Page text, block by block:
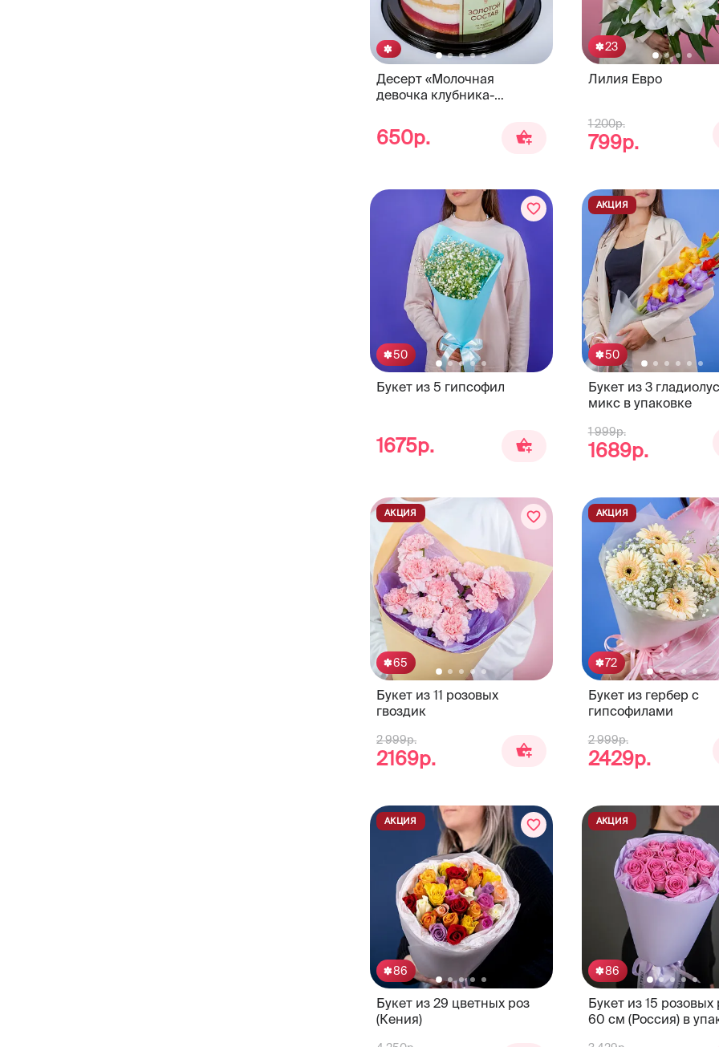
Десерт «Молочная
девочка клубника-
СОСТАВ
650р.
23
Лилия Евро
1 200р.
799р.
50
Букет из 5 гипсофил
1675р.
50
Букет из 3
микс в упаковке
АКЦИЯ
1 999р.
1689р.
65
Букет из 11 розовых
гвоздик
АКЦИЯ
2 999р.
2169р.
72
Букет из гербер с
гипсофилами
АКЦИЯ
2 999р.
2429р.
86
Букет из 29 цветных роз
(Кения)
АКЦИЯ
86
Букет из 15 розовых
60 см (Россия) в
АКЦИЯ